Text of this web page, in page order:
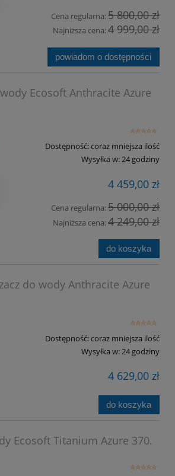
Cena regularna:5 800,00 zł
Najniższa cena:4 999,00 zł
powiadom o dostępności
Ecosoft Anthracite Azure
Dostępność:coraz mniejsza ilość
Wysyłka w:24 godziny
4 459,00 zł
Cena regularna:5 000,00 zł
Najniższa cena:4 249,00 zł
do koszyka
do wody Anthracite Azure
Dostępność:coraz mniejsza ilość
Wysyłka w:24 godziny
4 629,00 zł
do koszyka
Ecosoft Titanium Azure 370.